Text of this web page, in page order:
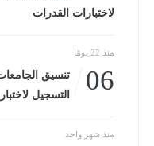
لاختبارات القدرات
منذ 22 يومًا
06
التسجيل
منذ شهر واحد